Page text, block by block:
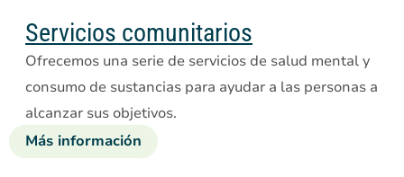
clínica
ambulatoria
de
salud
conductual
Servicios comunitarios
Ofrecemos una serie de servicios de salud mental y
consumo de sustancias para ayudar a las personas a
alcanzar sus objetivos.
Más información sobre
los